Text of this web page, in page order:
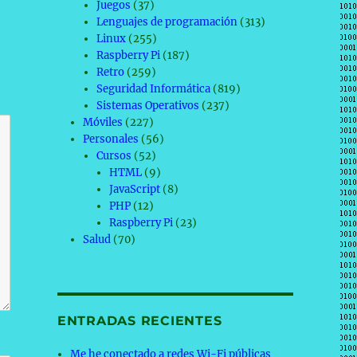
Juegos (37)
Lenguajes de programación(313)
Linux(255)
Raspberry Pi(187)
Retro(259)
Seguridad Informática(819)
Sistemas Operativos (237)
Móviles (227)
Personales (56)
Cursos (52)
HTML(9)
JavaScript(8)
PHP(12)
Raspberry Pi(23)
Salud (70)
ENTRADAS RECIENTES
Me he conectado a redes Wi-Fi públicas